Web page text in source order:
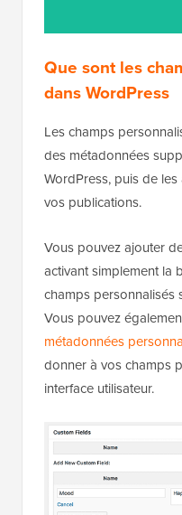
Que sont les
dans WordPress
Les champs
des métadonnées
WordPress, puis de
vos publications.
Vous pouvez ajouter
activant simplement la
champs personnalisés
Vous pouvez
métadonnées
donner à vos champs
interface utilisateur.